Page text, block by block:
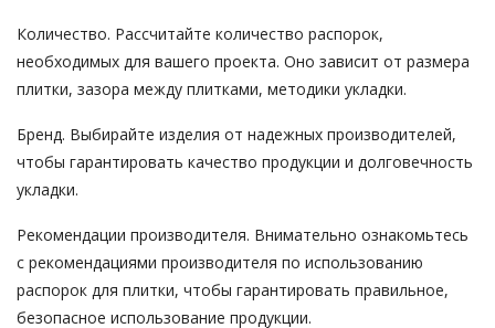
Количество. Рассчитайте количество распорок,
необходимых для вашего проекта. Оно зависит от размера
плитки, зазора между плитками, методики укладки.
Бренд. Выбирайте изделия от надежных производителей,
чтобы гарантировать качество продукции и долговечность
укладки.
Рекомендации производителя. Внимательно ознакомьтесь
с рекомендациями производителя по использованию
распорок для плитки, чтобы гарантировать правильное,
безопасное использование продукции.